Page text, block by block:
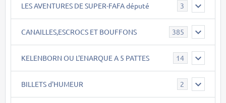
LES AVENTURES DE SUPER-FAFA député 3
CANAILLES,ESCROCS ET BOUFFONS 385
KELENBORN OU L'ENARQUE A 5 PATTES 14
BILLETS d'HUMEUR 2